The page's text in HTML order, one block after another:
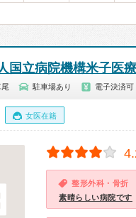
国立病院機構米子医
駐車場あり 電子決済可
女医在籍
整形外科・骨折
素晴らしい病院です